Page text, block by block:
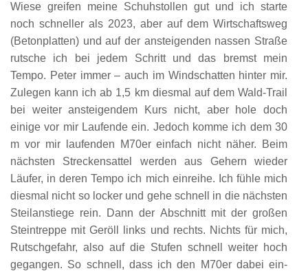
Wiese greifen meine Schuhstollen gut und ich starte
noch schneller als 2023, aber auf dem Wirtschaftsweg
(Betonplatten) und auf der ansteigenden nassen Straße
rutsche ich bei jedem Schritt und das bremst mein
Tempo. Peter immer – auch im Windschatten hinter mir.
Zulegen kann ich ab 1,5 km diesmal auf dem Wald-Trail
bei weiter ansteigendem Kurs nicht, aber hole doch
einige vor mir Laufende ein. Jedoch komme ich dem 30
m vor mir laufenden M70er einfach nicht näher. Beim
nächsten Streckensattel werden aus Gehern wieder
Läufer, in deren Tempo ich mich einreihe. Ich fühle mich
diesmal nicht so locker und gehe schnell in die nächsten
Steilanstiege rein. Dann der Abschnitt mit der großen
Steintreppe mit Geröll links und rechts. Nichts für mich,
Rutschgefahr, also auf die Stufen schnell weiter hoch
gegangen. So schnell, dass ich den M70er dabei ein-